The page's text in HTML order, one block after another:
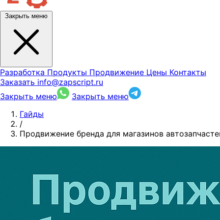
Закрыть меню
Разработка Продукты Продвижение Цены Контакты
Заказать info@zapscript.ru
Закрыть меню
Закрыть меню
Гайды
/
Продвижение бренда для магазинов